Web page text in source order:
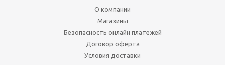
О компании
Магазины
Безопасность онлайн платежей
Договор оферта
Условия доставки